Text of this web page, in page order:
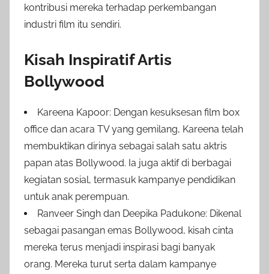
kontribusi mereka terhadap perkembangan
industri film itu sendiri.
Kisah Inspiratif Artis
Bollywood
Kareena Kapoor: Dengan kesuksesan film box
office dan acara TV yang gemilang, Kareena telah
membuktikan dirinya sebagai salah satu aktris
papan atas Bollywood. Ia juga aktif di berbagai
kegiatan sosial, termasuk kampanye pendidikan
untuk anak perempuan.
Ranveer Singh dan Deepika Padukone: Dikenal
sebagai pasangan emas Bollywood, kisah cinta
mereka terus menjadi inspirasi bagi banyak
orang. Mereka turut serta dalam kampanye